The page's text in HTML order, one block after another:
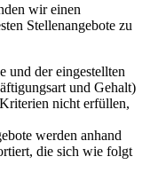
wir einen
Stellenangebote zu
und der eingestellten
und Gehalt)
nicht erfüllen,
werden anhand
die sich wie folgt